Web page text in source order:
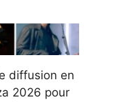
diffusion en
2026 pour